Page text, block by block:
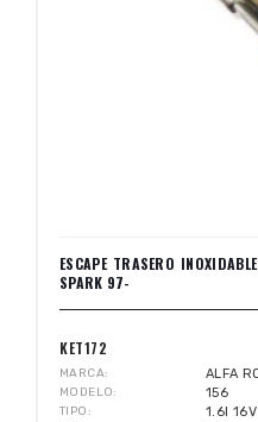
ESCAPE TRASERO
SPARK 97-
KET172
MARCA ALFA
MODELO 156
TIPO 1.6I